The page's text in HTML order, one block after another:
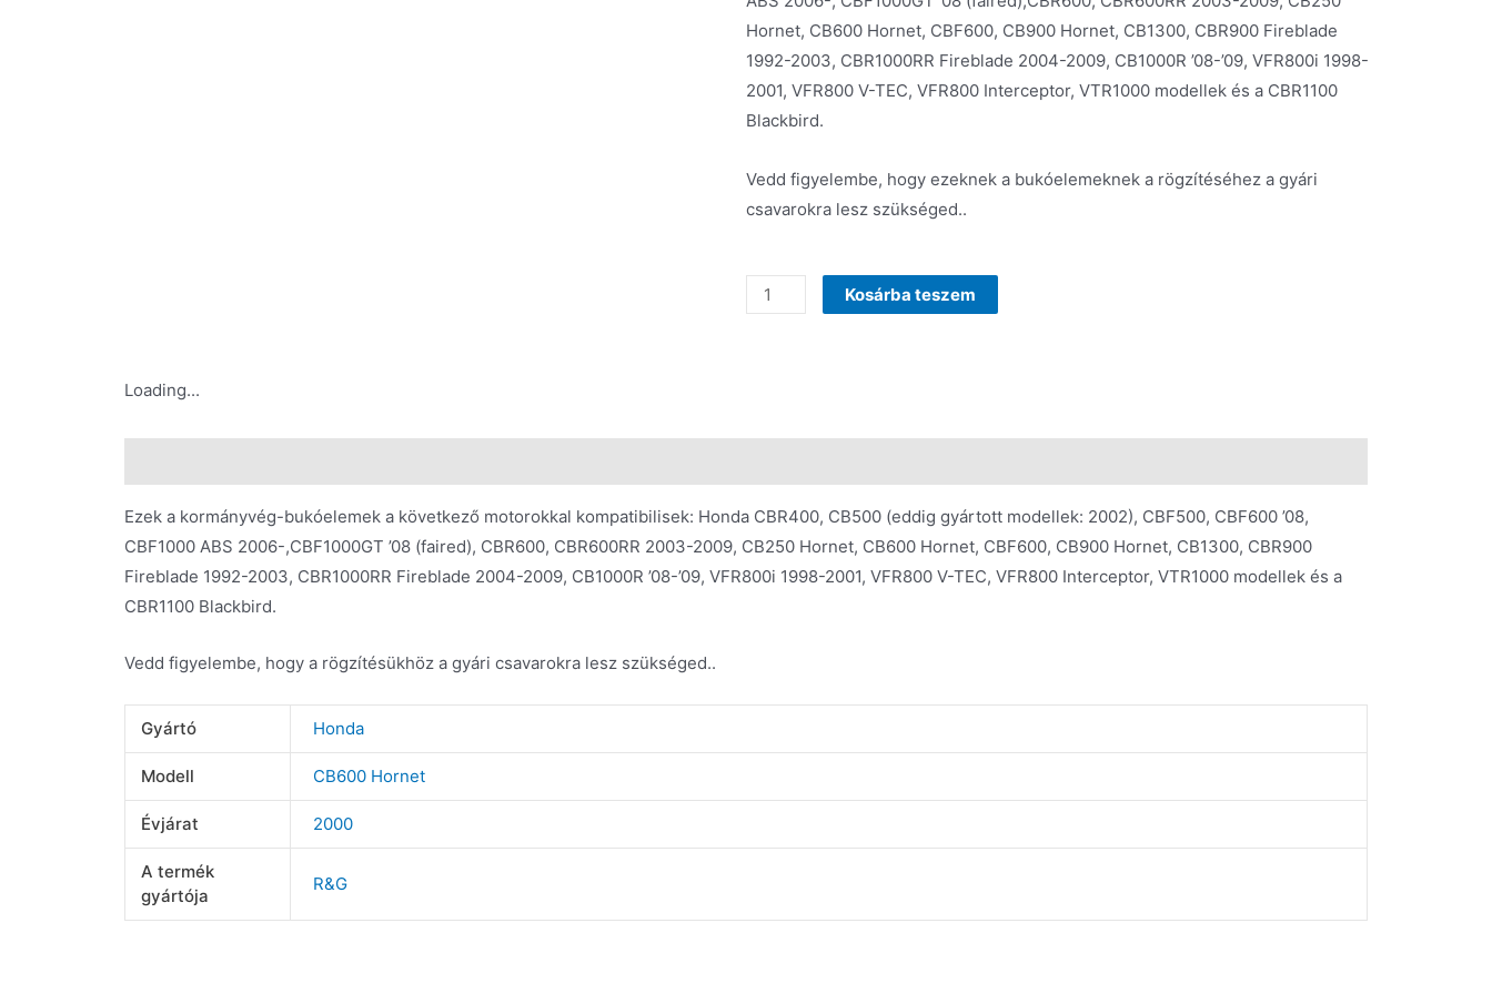
Hornet, CB600 Hornet, CBF600, CB900 Hornet, CB1300, CBR900 Fireblade
1992-2003, CBR1000RR Fireblade 2004-2009, CB1000R ’08-’09, VFR800i 1998-
2001, VFR800 V-TEC, VFR800 Interceptor, VTR1000 modellek és a CBR1100
Blackbird.
Vedd figyelembe, hogy ezeknek a bukóelemeknek a rögzítéséhez a gyári
csavarokra lesz szükséged..
Kosárba teszem
Loading...
Ezek a kormányvég-bukóelemek a következő motorokkal kompatibilisek: Honda CBR400, CB500 (eddig gyártott modellek: 2002), CBF500, CBF600 ’08,
CBF1000 ABS 2006-,CBF1000GT ’08 (faired), CBR600, CBR600RR 2003-2009, CB250 Hornet, CB600 Hornet, CBF600, CB900 Hornet, CB1300, CBR900
Fireblade 1992-2003, CBR1000RR Fireblade 2004-2009, CB1000R ’08-’09, VFR800i 1998-2001, VFR800 V-TEC, VFR800 Interceptor, VTR1000 modellek és a
CBR1100 Blackbird.
Vedd figyelembe, hogy a rögzítésükhöz a gyári csavarokra lesz szükséged..
Gyártó Honda
Modell CB600 Hornet
Évjárat 2000
A termék
gyártója
R&G